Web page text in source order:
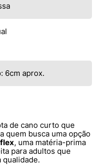
6cm aprox.
de cano curto que
quem busca uma opção
, uma matéria-prima
para adultos que
qualidade.